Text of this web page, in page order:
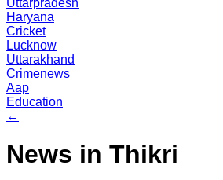
Uttarpradesh
Haryana
Cricket
Lucknow
Uttarakhand
Crimenews
Aap
Education
←
News in Thikri